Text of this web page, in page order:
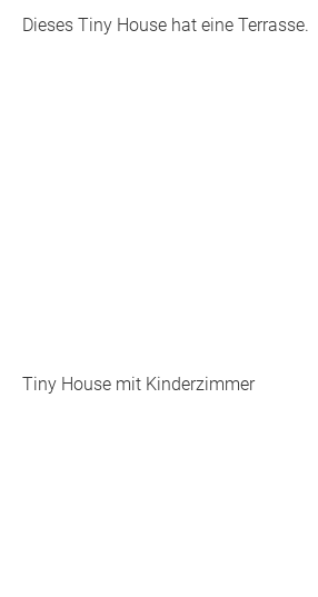
Dieses Tiny House hat eine Terrasse.
Tiny House mit Kinderzimmer